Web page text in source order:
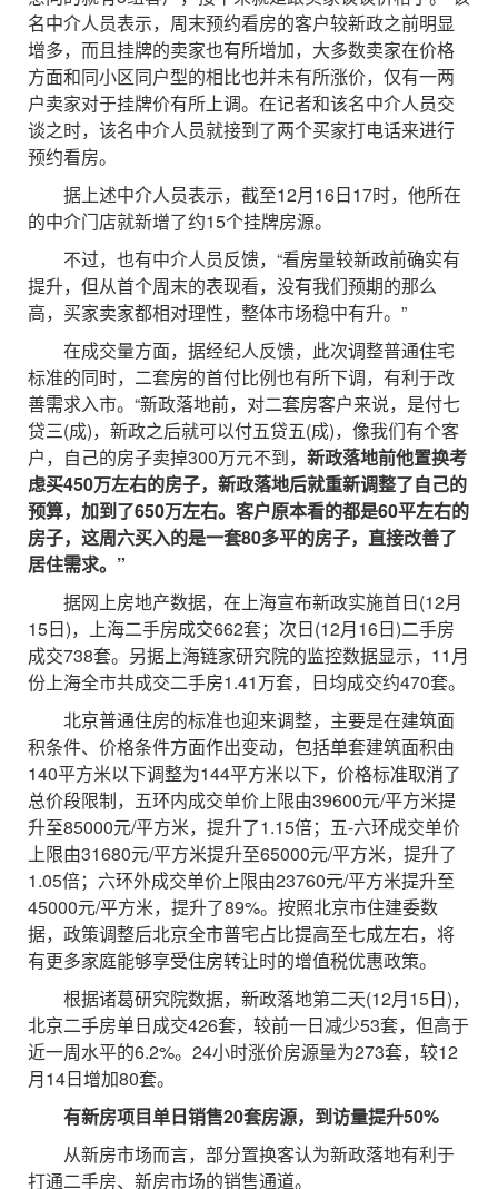
名中介人员表示，周末预约看房的客户较新政之前明显
增多，而且挂牌的卖家也有所增加，大多数卖家在价格
方面和同小区同户型的相比也并未有所涨价，仅有一两
户卖家对于挂牌价有所上调。在记者和该名中介人员交
谈之时，该名中介人员就接到了两个买家打电话来进行
预约看房。
据上述中介人员表示，截至12月16日17时，他所在
的中介门店就新增了约15个挂牌房源。
不过，也有中介人员反馈，“看房量较新政前确实有
提升，但从首个周末的表现看，没有我们预期的那么
高，买家卖家都相对理性，整体市场稳中有升。”
在成交量方面，据经纪人反馈，此次调整普通住宅
标准的同时，二套房的首付比例也有所下调，有利于改
善需求入市。“新政落地前，对二套房客户来说，是付七
贷三(成)，新政之后就可以付五贷五(成)，像我们有个客
户，自己的房子卖掉300万元不到， 新政落地前他置换考
虑买450万左右的房子，新政落地后就重新调整了自己的
预算，加到了650万左右。客户原本看的都是60平左右的
房子，这周六买入的是一套80多平的房子，直接改善了
居住需求。”
据网上房地产数据，在上海宣布新政实施首日(12月
15日)，上海二手房成交662套；次日(12月16日)二手房
成交738套。另据上海链家研究院的监控数据显示，11月
份上海全市共成交二手房1.41万套，日均成交约470套。
北京普通住房的标准也迎来调整，主要是在建筑面
积条件、价格条件方面作出变动，包括单套建筑面积由
140平方米以下调整为144平方米以下，价格标准取消了
总价段限制，五环内成交单价上限由39600元/平方米提
升至85000元/平方米，提升了1.15倍；五-六环成交单价
上限由31680元/平方米提升至65000元/平方米，提升了
1.05倍；六环外成交单价上限由23760元/平方米提升至
45000元/平方米，提升了89%。按照北京市住建委数
据，政策调整后北京全市普宅占比提高至七成左右，将
有更多家庭能够享受住房转让时的增值税优惠政策。
根据诸葛研究院数据，新政落地第二天(12月15日)，
北京二手房单日成交426套，较前一日减少53套，但高于
近一周水平的6.2%。24小时涨价房源量为273套，较12
月14日增加80套。
有新房项目单日销售20套房源，到访量提升50%
从新房市场而言，部分置换客认为新政落地有利于
打通二手房、新房市场的销售通道。